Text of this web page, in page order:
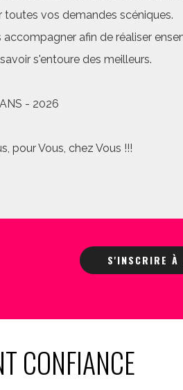
vos demandes scéniques.
afin de réaliser
s'entoure des meilleurs.
- 2026
pour Vous, chez Vous !!!
S'INSCRIRE À
CONFIANCE